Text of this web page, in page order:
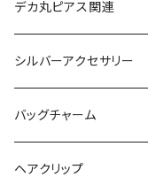
ヴィンテージピアス
ヴィンテージブレスレット
ヴィンテージピンバッジ
ヴィンテージリング
デカ丸ピアス関連
限定カラー
常設カラー
デカマルチョーカー
デカ丸アートピアス
シルバーアクセサリー
シルバーリング
シルバーネックレス
バッグチャーム
ヘアクリップ